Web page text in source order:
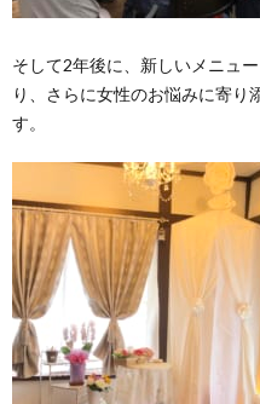
そして2年後に、新しいメニュ
り、さらに女性のお悩みに寄り
す。